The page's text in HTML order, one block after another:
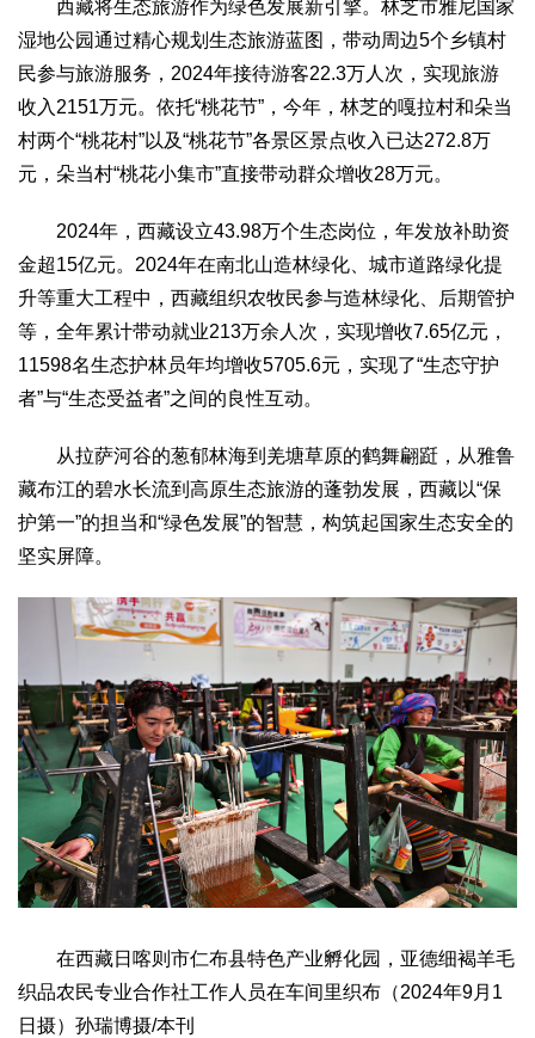
西藏将生态旅游作为绿色发展新引擎。林芝市雅尼国家
湿地公园通过精心规划生态旅游蓝图，带动周边5个乡镇村
民参与旅游服务，2024年接待游客22.3万人次，实现旅游
收入2151万元。依托“桃花节”，今年，林芝的嘎拉村和朵当
村两个“桃花村”以及“桃花节”各景区景点收入已达272.8万
元，朵当村“桃花小集市”直接带动群众增收28万元。
2024年，西藏设立43.98万个生态岗位，年发放补助资
金超15亿元。2024年在南北山造林绿化、城市道路绿化提
升等重大工程中，西藏组织农牧民参与造林绿化、后期管护
等，全年累计带动就业213万余人次，实现增收7.65亿元，
11598名生态护林员年均增收5705.6元，实现了“生态守护
者”与“生态受益者”之间的良性互动。
从拉萨河谷的葱郁林海到羌塘草原的鹤舞翩跹，从雅鲁
藏布江的碧水长流到高原生态旅游的蓬勃发展，西藏以“保
护第一”的担当和“绿色发展”的智慧，构筑起国家生态安全的
坚实屏障。
在西藏日喀则市仁布县特色产业孵化园，亚德细褐羊毛
织品农民专业合作社工作人员在车间里织布（2024年9月1
日摄）孙瑞博摄/本刊